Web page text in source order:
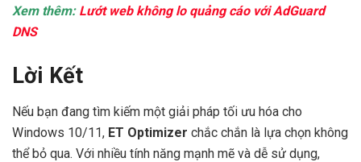
Xem thêm: Lướt web không lo quảng cáo với AdGuard
DNS
Lời Kết
Nếu bạn đang tìm kiếm một giải pháp tối ưu hóa cho
Windows 10/11, ET Optimizer chắc chắn là lựa chọn không
thể bỏ qua. Với nhiều tính năng mạnh mẽ và dễ sử dụng,